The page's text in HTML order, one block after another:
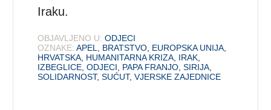
Iraku.
OBJAVLJENO U: ODJECI
OZNAKE: APEL, BRATSTVO, EUROPSKA UNIJA,
HRVATSKA, HUMANITARNA KRIZA, IRAK,
IZBEGLICE,ODJECI, PAPA FRANJO,SIRIJA,
SOLIDARNOST,SUĆUT,VJERSKE ZAJEDNICE